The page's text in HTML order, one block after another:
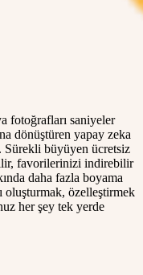
fotoğrafları saniyeler
dönüştüren yapay zeka
Sürekli büyüyen ücretsiz
favorilerinizi indirebilir
daha fazla boyama
oluşturmak, özelleştirmek
her şey tek yerde